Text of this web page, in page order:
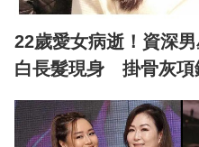
22歲愛女病逝！資深
白長髮現身 掛骨灰項